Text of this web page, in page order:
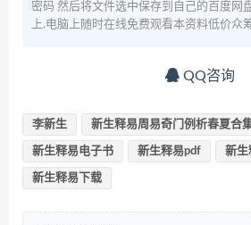
密码 然后将文件选中保存到自己的百度网
上,电脑上随时在线免费观看本资料低价众
QQ咨询
李新生 新生释易周易奇门例析春夏合
新生释易电子书 新生释易pdf 新生
新生释易下载